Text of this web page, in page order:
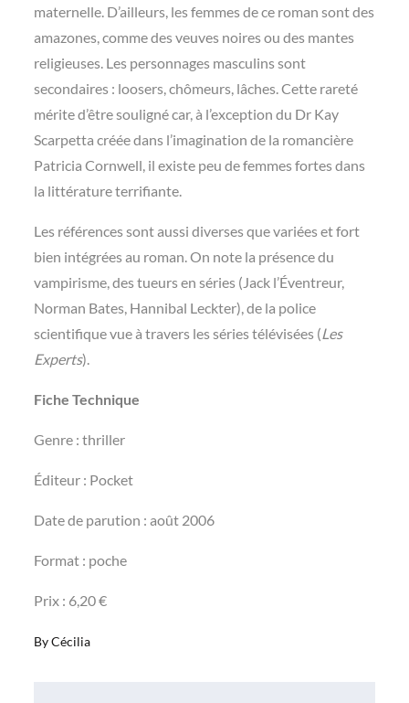
maternelle. D’ailleurs, les femmes de ce roman sont des
amazones, comme des veuves noires ou des mantes
religieuses. Les personnages masculins sont
secondaires : loosers, chômeurs, lâches. Cette rareté
mérite d’être souligné car, à l’exception du Dr Kay
Scarpetta créée dans l’imagination de la romancière
Patricia Cornwell, il existe peu de femmes fortes dans
la littérature terrifiante.
Les références sont aussi diverses que variées et fort
bien intégrées au roman. On note la présence du
vampirisme, des tueurs en séries (Jack l’Éventreur,
Norman Bates, Hannibal Leckter), de la police
scientifique vue à travers les séries télévisées (Les
Experts).
Fiche Technique
Genre : thriller
Éditeur : Pocket
Date de parution : août 2006
Format : poche
Prix : 6,20 €
ByCécilia